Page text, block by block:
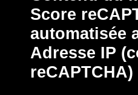
Score
automatisée
Adresse IP
reCAPTCHA)